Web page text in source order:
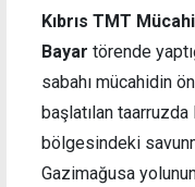
Kıbrıs TMT
Bayar törende
sabahı mücahidin
başlatılan
bölgesindeki
Gazimağusa